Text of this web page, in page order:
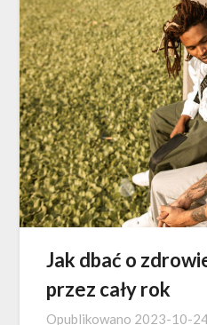
Jak dbać o
przez cały rok
Opublikowano 2023-10-